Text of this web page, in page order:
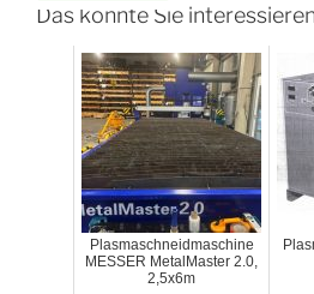
Das könnte Sie
Plasmaschneidmaschine
MESSER MetalMaster 2.0,
2,5x6m